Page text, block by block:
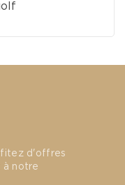
d'offres
à notre